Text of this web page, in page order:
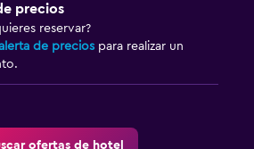
precios
reservar?
de precios para realizar un
ofertas de hotel